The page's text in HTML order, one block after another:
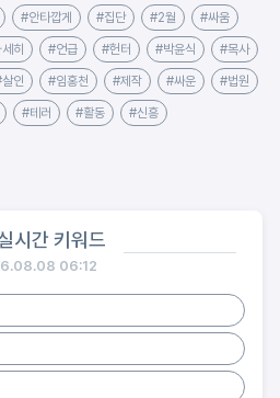
#안타깝게 #집단 #2월 #싸움
히 #언급 #헌터 #박윤식 #목사
인 #임홍천 #제작 #싸운 #법원
#테러 #활동 #신흥
시간 키워드
06:12